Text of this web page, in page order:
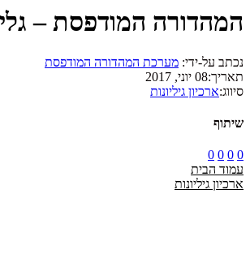
המהדורה המודפסת – גליון
נכתב על-ידי: מערכת המהדורה המודפסת
תאריך:08 יוני, 2017
סיווג:ארכיון גיליונות
שיתוף
0
0
0
0
עמוד הבית
ארכיון גיליונות